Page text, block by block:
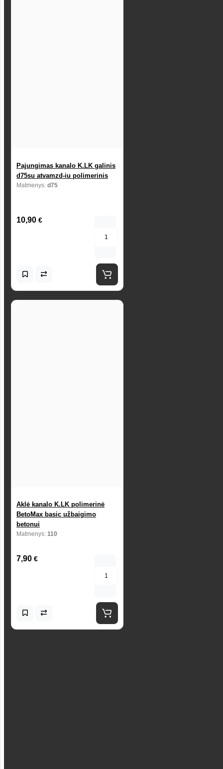
Pajungimas kanalo K.LK galinis
d75su atvamzd-iu polimerinis
Matmenys: d75
10,90 €
Aklė kanalo K.LK polimerinė
BetoMax basic užbaigimo
betonui
Matmenys: 110
7,90 €